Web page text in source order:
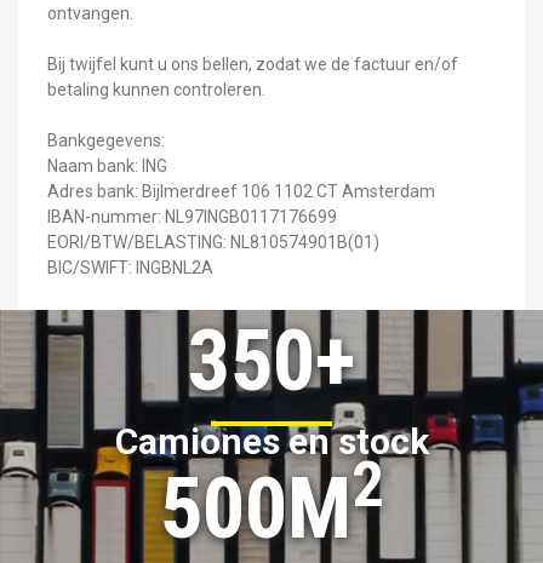
ontvangen.
Bij twijfel kunt u ons bellen, zodat we de factuur en/of
betaling kunnen controleren.
Bankgegevens:
Naam bank: ING
Adres bank: Bijlmerdreef 106 1102 CT Amsterdam
IBAN-nummer: NL97INGB0117176699
EORI/BTW/BELASTING: NL810574901B(01)
BIC/SWIFT: INGBNL2A
350+
Camiones en stock
500M2